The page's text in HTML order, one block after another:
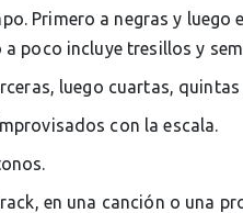
Primero a negras y luego
poco incluye tresillos y
luego cuartas, quintas
con la escala.
en una canción o una